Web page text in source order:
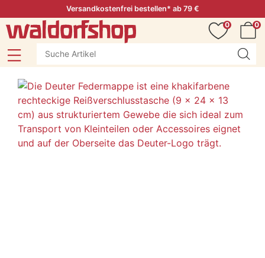
Versandkostenfrei bestellen* ab 79 €
0
0